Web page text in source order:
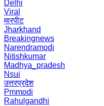
Delhi
Viral
मारपीट
Jharkhand
Breakingnews
Narendramodi
Nitishkumar
Madhya_pradesh
Nsui
उत्तरप्रदेश
Pmmodi
Rahulgandhi